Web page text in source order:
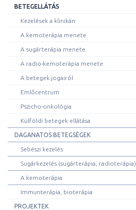
BETEGELLÁTÁS
Kezelések a klinikán
A kemoterápia menete
A sugárterápia menete
A radio-kemoterápia menete
A betegek jogairól
Emlőcentrum
Pszicho-onkológia
Külföldi betegek ellátása
DAGANATOS BETEGSÉGEK
Sebészi kezelés
Sugárkezelés (sugárterápia, radioterápia)
A kemoterápia
Immunterápia, bioterápia
PROJEKTEK